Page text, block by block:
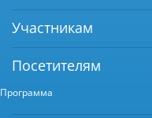
Участникам
Посетителям
Программа